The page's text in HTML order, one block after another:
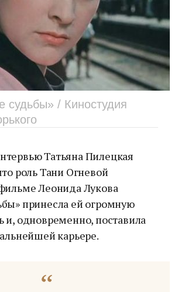
судьбы» / Киностудия
Татьяна Пилецкая
роль Тани Огневой
Леонида Лукова
принесла ей огромную
и, одновременно, поставила
карьере.